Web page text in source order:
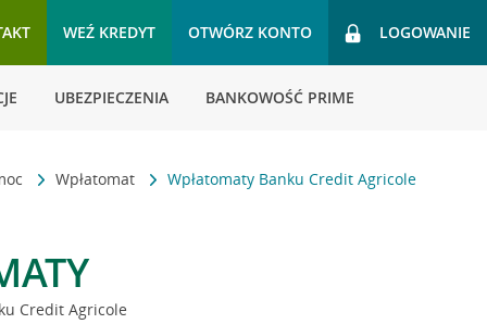
WEŹ KREDYT OTWÓRZ KONTO LOGOWANIE
UBEZPIECZENIA BANKOWOŚĆ PRIME
Wpłatomat Wpłatomaty Banku Credit Agricole
Credit Agricole